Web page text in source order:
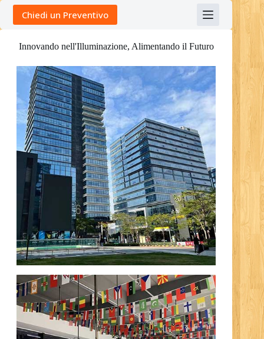
Skip
content
Chiedi un Preventivo
Innovando nell'Illuminazione, Alimentando il Futuro